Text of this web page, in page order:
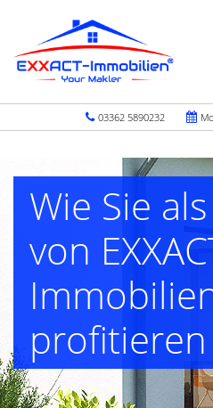
03362 5890232
Wie Sie
von
profitieren